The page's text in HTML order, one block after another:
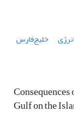
انرژی
خلیج‌فارس
Gulf on the